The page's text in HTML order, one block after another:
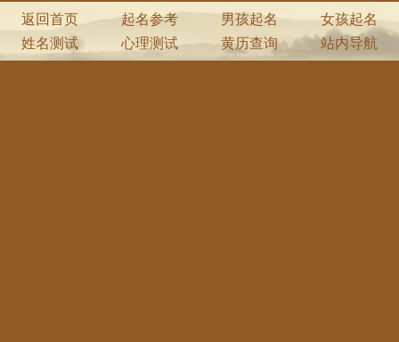
返回首页 起名参考 男孩起名
女孩起名
姓名测试
心理测试 黄历查询 站内导航